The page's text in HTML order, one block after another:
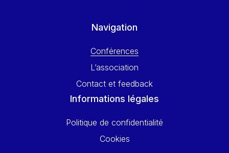
Navigation
Conférences
L’association
Contact et feedback
Informations légales
Politique de confidentialité
Cookies